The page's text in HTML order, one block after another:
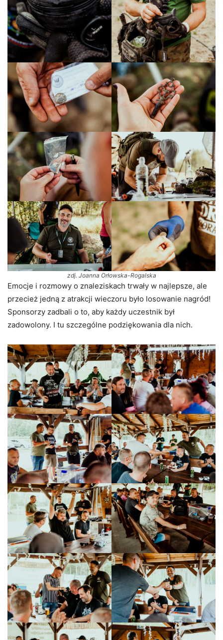
zdj. Joanna Orłowska-Rogalska
Emocje i rozmowy o znaleziskach trwały w najlepsze, ale
przecież jedną z atrakcji wieczoru było losowanie nagród!
Sponsorzy zadbali o to, aby każdy uczestnik był
zadowolony. I tu szczególne podziękowania dla nich.